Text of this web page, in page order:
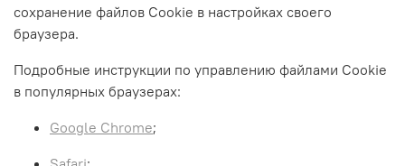
сохранение файлов Cookie в настройках своего
браузера.
Подробные инструкции по управлению файлами Cookie
в популярных браузерах:
Google Chrome;